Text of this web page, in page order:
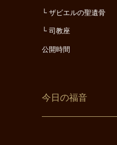
ザビエルの聖遺骨
司教座
公開時間
今日の福音